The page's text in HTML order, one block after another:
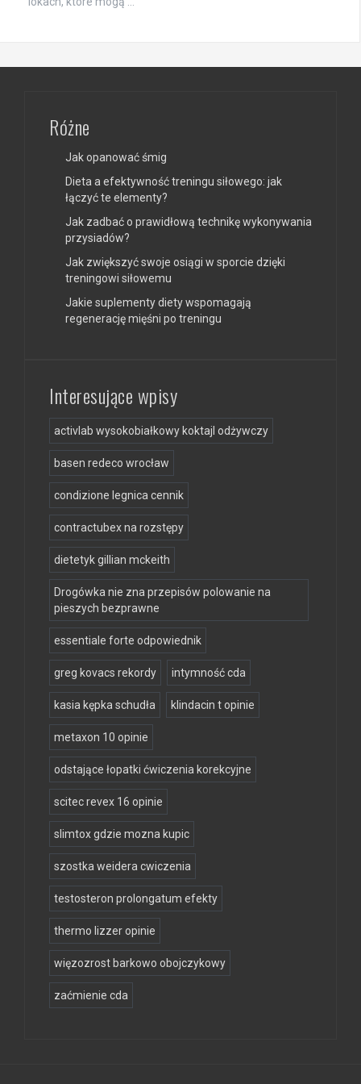
Różne
Jak opanować śmig
Dieta a efektywność treningu siłowego: jak
łączyć te elementy?
Jak zadbać o prawidłową technikę wykonywania
przysiadów?
Jak zwiększyć swoje osiągi w sporcie dzięki
treningowi siłowemu
Jakie suplementy diety wspomagają
regenerację mięśni po treningu
Interesujące wpisy
activlab wysokobiałkowy koktajl odżywczy
basen redeco wrocław
condizione legnica cennik
contractubex na rozstępy
dietetyk gillian mckeith
Drogówka nie zna przepisów polowanie na
pieszych bezprawne
essentiale forte odpowiednik
greg kovacs rekordy intymność cda
kasia kępka schudła klindacin t opinie
metaxon 10 opinie
odstające łopatki ćwiczenia korekcyjne
scitec revex 16 opinie
slimtox gdzie mozna kupic
szostka weidera cwiczenia
testosteron prolongatum efekty
thermo lizzer opinie
więzozrost barkowo obojczykowy
zaćmienie cda